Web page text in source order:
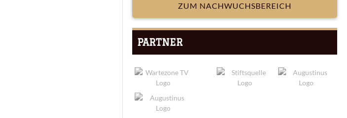
ZUM NACHWUCHSBEREICH
PARTNER